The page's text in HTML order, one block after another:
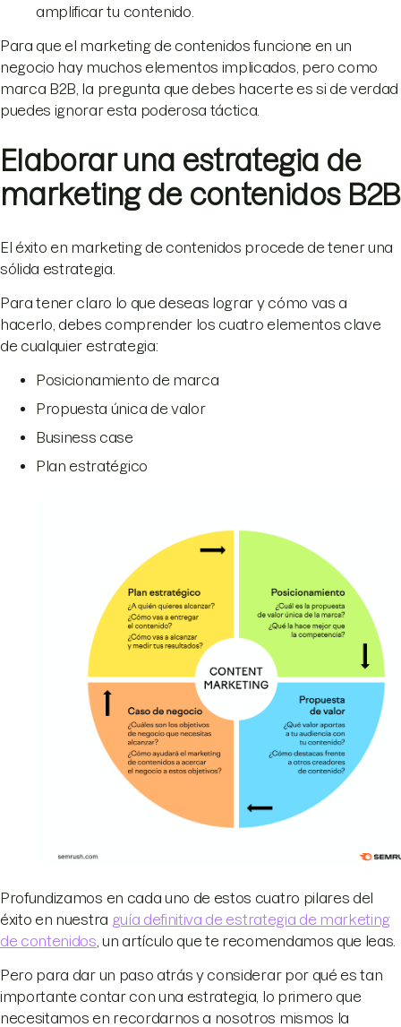
amplificar tu contenido.
Para que el marketing de contenidos funcione en un
negocio hay muchos elementos implicados, pero como
marca B2B, la pregunta que debes hacerte es si de verdad
puedes ignorar esta poderosa táctica.
Elaborar una estrategia de
marketing de contenidos B2B
El éxito en marketing de contenidos procede de tener una
sólida estrategia.
Para tener claro lo que deseas lograr y cómo vas a
hacerlo, debes comprender los cuatro elementos clave
de cualquier estrategia:
Posicionamiento de marca
Propuesta única de valor
Business case
Plan estratégico
Profundizamos en cada uno de estos cuatro pilares del
éxito en nuestra guía definitiva de estrategia de marketing
de contenidos , un artículo que te recomendamos que leas.
Pero para dar un paso atrás y considerar por qué es tan
importante contar con una estrategia, lo primero que
necesitamos en recordarnos a nosotros mismos la